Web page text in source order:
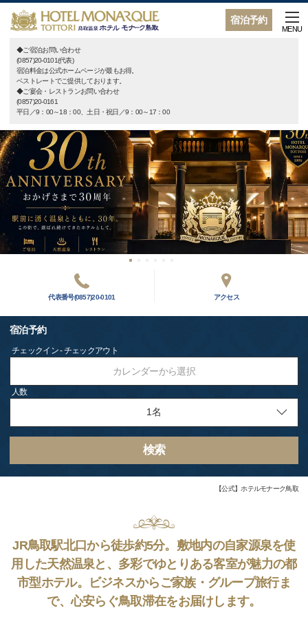
宿泊予約
MENU
◆ご宿泊お問い合わせ
(0857)20-0101(代表)
宿泊料金は公式ホームページが最もお得。
ベストレートでご提供しております。
◆ご宴会・レストランお問い合わせ
(0857)20-0161
平日／9：00～18：00、土日・祝日／9：00～17：00
代表番号(0857)20-0101 アクセス
宿泊予約
チェックイン - チェックアウト
カレンダーから選択
人数
検索
【公式】ホテルモナーク鳥取
JR鳥取駅北口から徒歩約5分。敷地内の自家源泉を使
用した天然温泉と、多彩でゆとりある客室が魅力の都
市型ホテル。ビジネスからご家族・グループ旅行ま
で、心安らぐ鳥取滞在をお届けします。